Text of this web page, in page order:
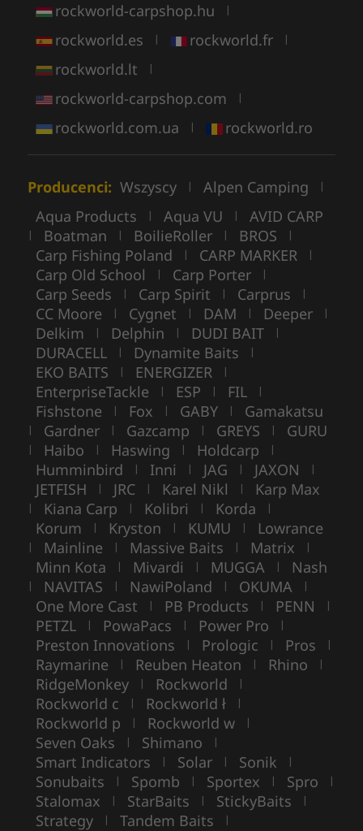
rockworld-carpshop.hu |
rockworld.es | rockworld.fr |
rockworld.lt |
rockworld-carpshop.com |
rockworld.com.ua | rockworld.ro
Producenci: Wszyscy | Alpen Camping |
Aqua Products | Aqua VU | AVID CARP
| Boatman | BoilieRoller | BROS |
Carp Fishing Poland | CARP MARKER |
Carp Old School | Carp Porter |
Carp Seeds | Carp Spirit | Carprus |
CC Moore | Cygnet | DAM | Deeper |
Delkim | Delphin | DUDI BAIT |
DURACELL | Dynamite Baits |
EKO BAITS | ENERGIZER |
EnterpriseTackle | ESP | FIL |
Fishstone | Fox | GABY | Gamakatsu
| Gardner | Gazcamp | GREYS | GURU
| Haibo | Haswing | Holdcarp |
Humminbird | Inni | JAG | JAXON |
JETFISH | JRC | Karel Nikl | Karp Max
| Kiana Carp | Kolibri | Korda |
Korum | Kryston | KUMU | Lowrance
| Mainline | Massive Baits | Matrix |
Minn Kota | Mivardi | MUGGA | Nash
| NAVITAS | NawiPoland | OKUMA |
One More Cast | PB Products | PENN |
PETZL | PowaPacs | Power Pro |
Preston Innovations | Prologic | Pros |
Raymarine | Reuben Heaton | Rhino |
RidgeMonkey | Rockworld |
Rockworld c | Rockworld ł |
Rockworld p | Rockworld w |
Seven Oaks | Shimano |
Smart Indicators | Solar | Sonik |
Sonubaits | Spomb | Sportex | Spro |
Stalomax | StarBaits | StickyBaits |
Strategy | Tandem Baits |